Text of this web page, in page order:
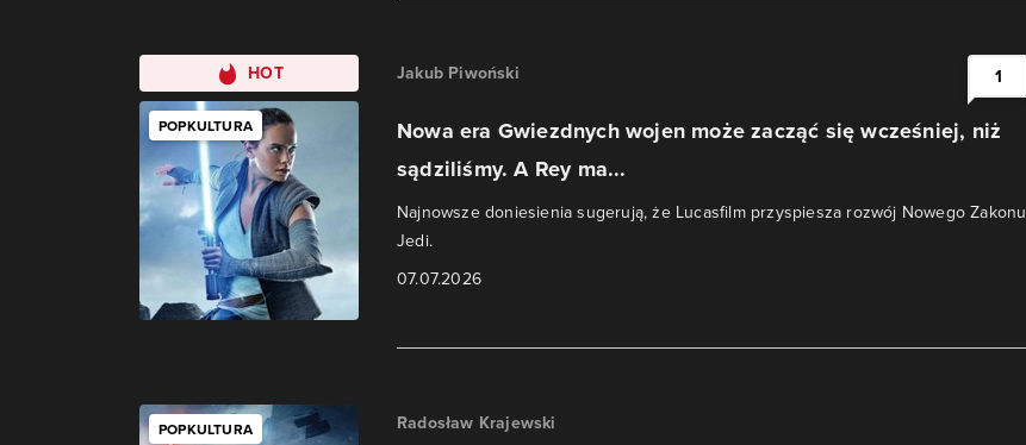
HOT
POPKULTURA
Jakub Piwoński
Nowa era Gwiezdnych wojen może zacząć się wcześniej, niż
sądziliśmy. A Rey ma...
Najnowsze doniesienia sugerują, że Lucasfilm przyspiesza rozwój Nowego Zakonu
Jedi.
07.07.2026
1
POPKULTURA Radosław Krajewski